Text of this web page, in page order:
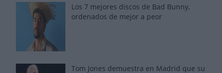
Los 7 mejores discos de Bad Bunny,
ordenados de mejor a peor
Tom Jones demuestra en Madrid que su